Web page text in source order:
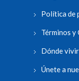
Política de
Términos y
Dónde
Únete a